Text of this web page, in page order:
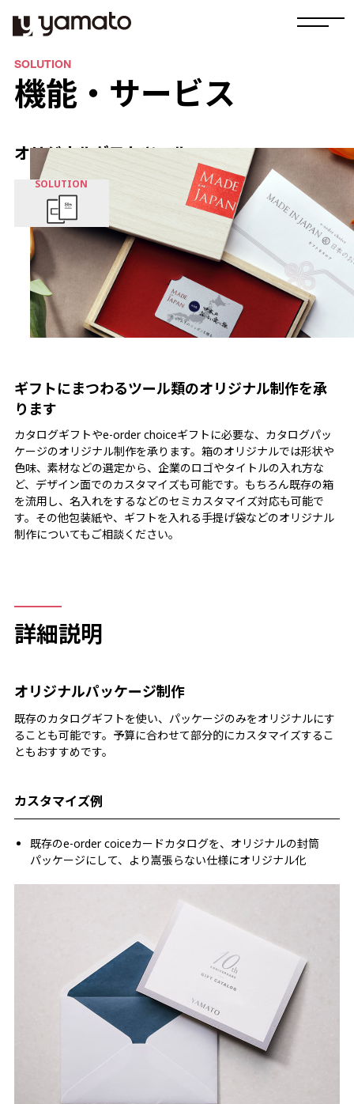
SOLUTION
機能・サービス
オリジナルギフトツール
SOLUTION
ギフトにまつわるツール類のオリジナル制作を承
ります
カタログギフトやe-order choiceギフトに必要な、カタログパッ
ケージのオリジナル制作を承ります。箱のオリジナルでは形状や
色味、素材などの選定から、企業のロゴやタイトルの入れ方な
ど、デザイン面でのカスタマイズも可能です。もちろん既存の箱
を流用し、名入れをするなどのセミカスタマイズ対応も可能で
す。その他包装紙や、ギフトを入れる手提げ袋などのオリジナル
制作についてもご相談ください。
詳細説明
オリジナルパッケージ制作
既存のカタログギフトを使い、パッケージのみをオリジナルにす
ることも可能です。予算に合わせて部分的にカスタマイズするこ
ともおすすめです。
カスタマイズ例
既存のe-order coiceカードカタログを、オリジナルの封筒
パッケージにして、より嵩張らない仕様にオリジナル化